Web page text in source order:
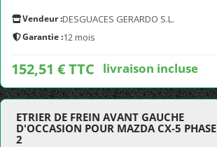
Vendeur :DESGUACES GERARDO S.L.
Garantie :12 mois
152,51 € TTC livraison incluse
ETRIER DE FREIN AVANT GAUCHE
D'OCCASION POUR MAZDA CX-5 PHASE
2